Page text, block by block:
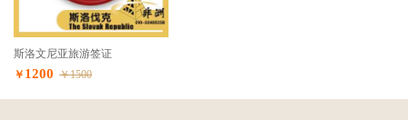
斯洛文尼亚旅游签证
￥ 1200 ￥1500